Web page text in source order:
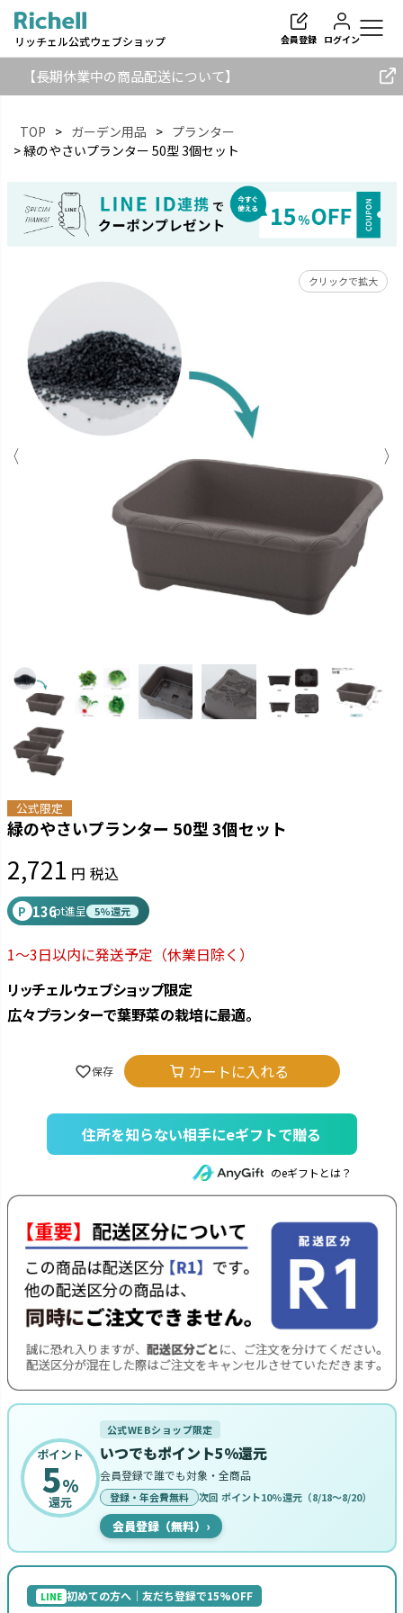
リッチェル公式ウェブショップ 会員登録 ログイン
【長期休業中の商品配送について】
TOP ガーデン用品
プランター
緑のやさいプランター 50型 3個セット
クリックで拡大
公式限定
緑のやさいプランター 50型 3個セット
2,721 税込
P 136pt進呈 5%還元
1～3日以内に発送予定 （休業日除く）
リッチェルウェブショップ限定
広々プランターで葉野菜の栽培に最適。
カートに入れる
住所を知らない相手にeギフトで贈る
のeギフトとは？
ポイント
5%
還元
公式WEBショップ限定
いつでもポイント5%還元
会員登録で誰でも対象・全商品
登録・年会費無料 次回 ポイント10%還元（8/18〜8/20）
会員登録（無料） ›
LINE 初めての方へ｜友だち登録で15%OFF